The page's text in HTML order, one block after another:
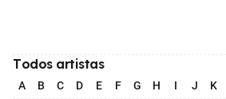
Todos artistas
A B C D E F G H I J K